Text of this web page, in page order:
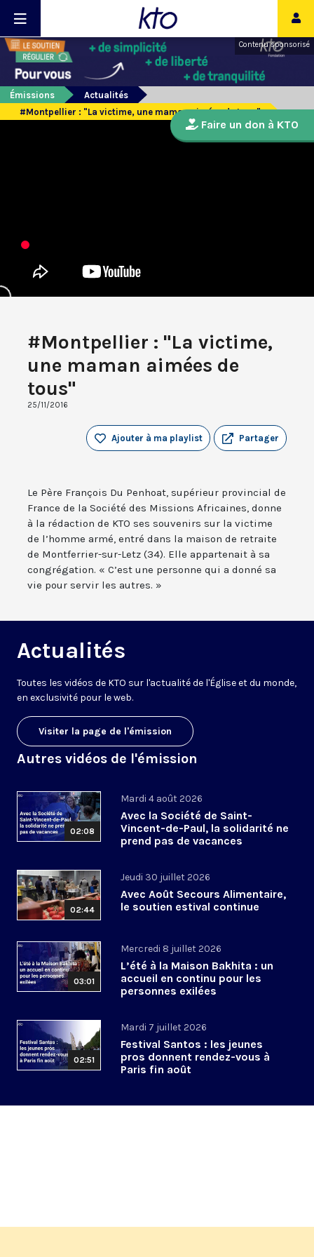
Contenu sponsorisé
Émissions
Actualités
#Montpellier : "La victime, une maman aimées de tous"
#Montpellier : "La victime,
une maman aimées de
tous"
25/11/2016
Partager
Ajouter à ma playlist
Le Père François Du Penhoat, supérieur provincial de
France de la Société des Missions Africaines, donne
à la rédaction de KTO ses souvenirs sur la victime
de l’homme armé, entré dans la maison de retraite
de Montferrier-sur-Letz (34). Elle appartenait à sa
congrégation. « C’est une personne qui a donné sa
vie pour servir les autres. »
Actualités
Toutes les vidéos de KTO sur l'actualité de l'Église et du monde,
en exclusivité pour le web.
Visiter la page de l'émission
Autres vidéos de l'émission
02:08
Mardi 4 août 2026
Avec la Société de Saint-
Vincent-de-Paul, la solidarité ne
prend pas de vacances
02:44
Jeudi 30 juillet 2026
Avec Août Secours Alimentaire,
le soutien estival continue
03:01
Mercredi 8 juillet 2026
L’été à la Maison Bakhita : un
accueil en continu pour les
personnes exilées
02:51
Mardi 7 juillet 2026
Festival Santos : les jeunes
pros donnent rendez-vous à
Paris fin août
Faire un don à KTO